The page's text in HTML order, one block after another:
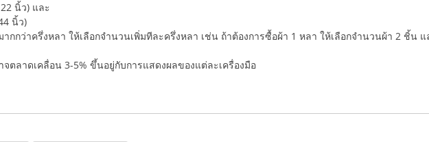
นิ้ว) และ
นิ้ว)
กกว่าครึ่งหลา ให้เลือกจำนวนเพิ่มทีละครึ่งหลา เช่น ถ้าต้องการซื้อผ้า 1 หลา ให้เลือกจำนวนผ้า 2 ชิ้น
จตลาดเคลื่อน 3-5% ขึ้นอยู่กับการแสดงผลของแต่ละเครื่องมือ